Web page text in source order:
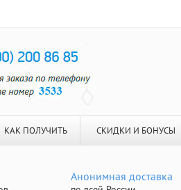
КАК ПОЛУЧИТЬ СКИДКИ И БОНУСЫ
Анонимная доставка